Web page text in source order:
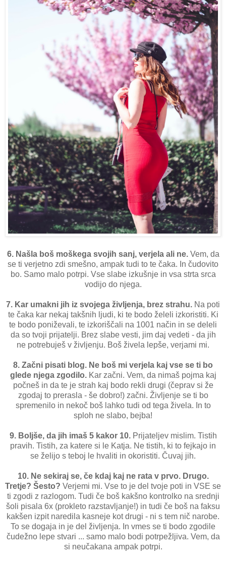
6. Našla boš moškega svojih sanj, verjela ali ne. Vem, da
se ti verjetno zdi smešno, ampak tudi to te čaka. In čudovito
bo. Samo malo potrpi. Vse slabe izkušnje in vsa strta srca
vodijo do njega.
7. Kar umakni jih iz svojega življenja, brez strahu. Na poti
te čaka kar nekaj takšnih ljudi, ki te bodo želeli izkoristiti. Ki
te bodo poniževali, te izkoriščali na 1001 način in se deleli
da so tvoji prijatelji. Brez slabe vesti, jim daj vedeti - da jih
ne potrebuješ v življenju. Boš živela lepše, verjami mi.
8. Začni pisati blog. Ne boš mi verjela kaj vse se ti bo
glede njega zgodilo. Kar začni. Vem, da nimaš pojma kaj
počneš in da te je strah kaj bodo rekli drugi (čeprav si že
zgodaj to prerasla - še dobro!) začni. Življenje se ti bo
spremenilo in nekoč boš lahko tudi od tega živela. In to
sploh ne slabo, bejba!
9. Boljše, da jih imaš 5 kakor 10. Prijateljev mislim. Tistih
pravih. Tistih, za katere si le Katja. Ne tistih, ki to fejkajo in
se želijo s teboj le hvaliti in okoristiti. Čuvaj jih.
10. Ne sekiraj se, če kdaj kaj ne rata v prvo. Drugo.
Tretje? Šesto? Verjemi mi. Vse to je del tvoje poti in VSE se
ti zgodi z razlogom. Tudi če boš kakšno kontrolko na srednji
šoli pisala 6x (prokleto razstavljanje!) in tudi če boš na faksu
kakšen izpit naredila kasneje kot drugi - ni s tem nič narobe.
To se dogaja in je del življenja. In vmes se ti bodo zgodile
čudežno lepe stvari ... samo malo bodi potrpežljiva. Vem, da
si neučakana ampak potrpi.